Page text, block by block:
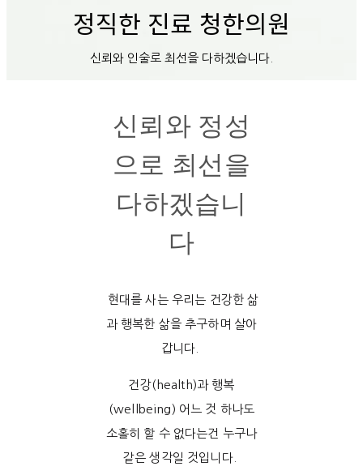
정직한 진료 청한의원
신뢰와 인술로 최선을 다하겠습니다.
신뢰와 정성
으로 최선을
다하겠습니
다
현대를 사는 우리는 건강한 삶
과 행복한 삶을 추구하며 살아
갑니다.
건강(health)과 행복
(wellbeing) 어느 것 하나도
소홀히 할 수 없다는건 누구나
같은 생각일 것입니다.